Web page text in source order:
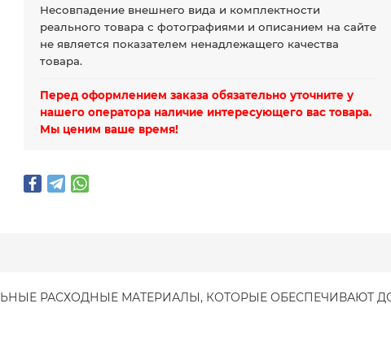
Несовпадение внешнего вида и комплектности
реального товара с фотографиями и описанием на сайте
не является показателем ненадлежащего качества
товара.
Перед оформлением заказа обязательно уточните у
нашего оператора наличие интересующего вас товара.
Мы ценим ваше время!
РАСХОДНЫЕ МАТЕРИАЛЫ, КОТОРЫЕ ОБЕСПЕЧИВАЮТ